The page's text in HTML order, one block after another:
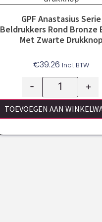
GPF Anastasius Serie
Beldrukkers Rond Bronze
Met Zwarte Drukknop
€39.26 Incl. BTW
- +
TOEVOEGEN AAN